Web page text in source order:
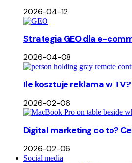
2026-04-12
Strategia GEO dla e-
2026-04-08
Ile kosztuje reklama w
2026-02-06
Digital marketing co to?
2026-02-06
Social media